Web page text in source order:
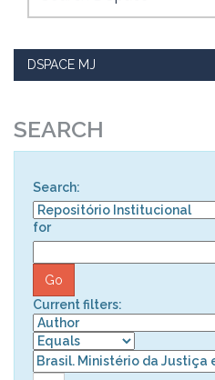
DSPACE MJ
SEARCH
Search:
for
Current filters: